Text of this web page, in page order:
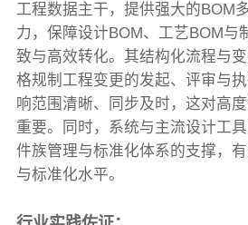
工程数据主干，提供强大的BOM
力，保障设计BOM、工艺BOM与
致与高效转化。其结构化流程与
格规制工程变更的发起、评审与
响范围清晰、同步及时，这对高
重要。同时，系统与主流设计工
件族管理与标准化体系的支撑，
与标准化水平。